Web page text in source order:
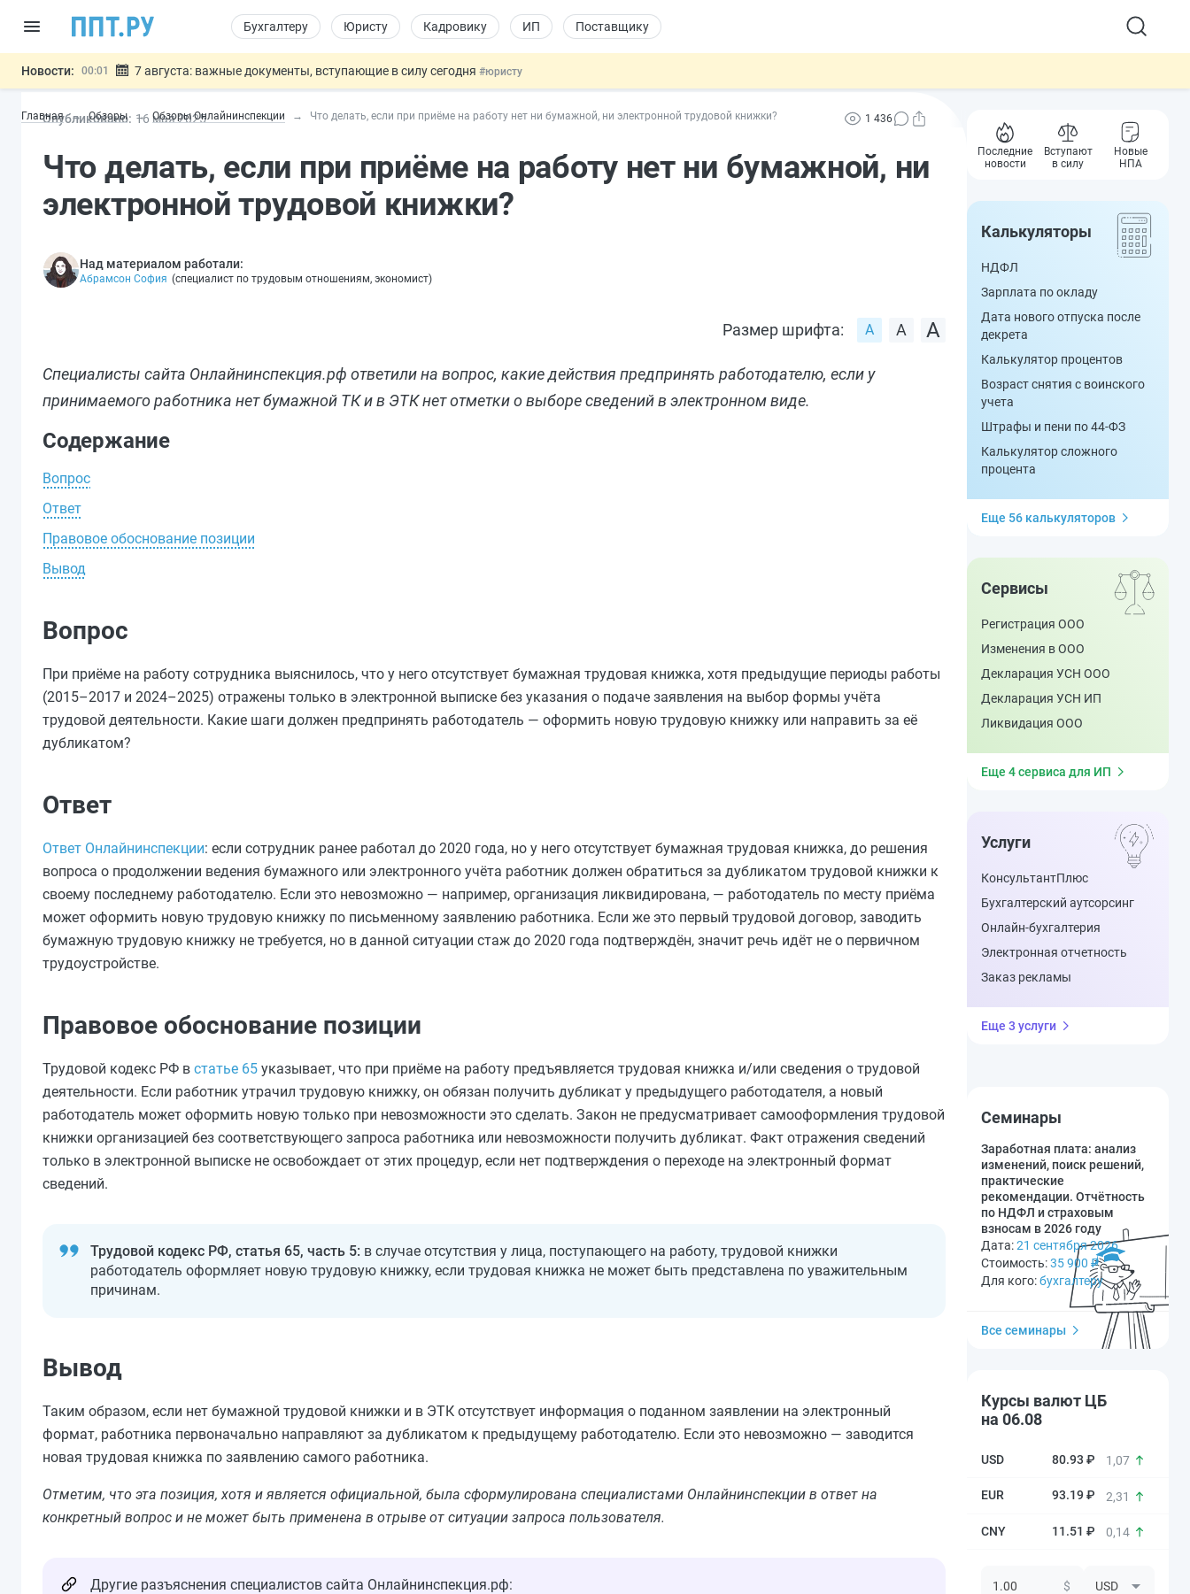
Бухгалтеру Юристу Кадровику ИП Поставщику
Новости: 00:01 7 августа: важные документы, вступающие в силу сегодня #юристу
06.08 Подписан указ об отмене спецрежима для вкладов физлиц из недружественных стран#бухгалтеру
06.08
Важно Обеспечительный платёж СПОТ могут заменить банковской гарантией #бухгалтеру
Главная Обзоры Обзоры Онлайнинспекции Что делать, если при приёме на работу нет ни бумажной, ни электронной трудовой книжки?
Опубликовано: 16 мая 2025 1 436
Что делать, если при приёме на работу нет ни бумажной, ни
электронной трудовой книжки?
Над материалом работали:
Абрамсон София (специалист по трудовым отношениям, экономист)
Размер шрифта:
Специалисты сайта Онлайнинспекция.рф ответили на вопрос, какие действия предпринять работодателю, если у
принимаемого работника нет бумажной ТК и в ЭТК нет отметки о выборе сведений в электронном виде.
Содержание
Вопрос
Ответ
Правовое обоснование позиции
Вывод
Вопрос
При приёме на работу сотрудника выяснилось, что у него отсутствует бумажная трудовая книжка, хотя предыдущие периоды работы
(2015–2017 и 2024–2025) отражены только в электронной выписке без указания о подаче заявления на выбор формы учёта
трудовой деятельности. Какие шаги должен предпринять работодатель — оформить новую трудовую книжку или направить за её
дубликатом?
Ответ
Ответ Онлайнинспекции: если сотрудник ранее работал до 2020 года, но у него отсутствует бумажная трудовая книжка, до решения
вопроса о продолжении ведения бумажного или электронного учёта работник должен обратиться за дубликатом трудовой книжки к
своему последнему работодателю. Если это невозможно — например, организация ликвидирована, — работодатель по месту приёма
может оформить новую трудовую книжку по письменному заявлению работника. Если же это первый трудовой договор, заводить
бумажную трудовую книжку не требуется, но в данной ситуации стаж до 2020 года подтверждён, значит речь идёт не о первичном
трудоустройстве.
Правовое обоснование позиции
Трудовой кодекс РФ в статье 65 указывает, что при приёме на работу предъявляется трудовая книжка и/или сведения о трудовой
деятельности. Если работник утрачил трудовую книжку, он обязан получить дубликат у предыдущего работодателя, а новый
работодатель может оформить новую только при невозможности это сделать. Закон не предусматривает самооформления трудовой
книжки организацией без соответствующего запроса работника или невозможности получить дубликат. Факт отражения сведений
только в электронной выписке не освобождает от этих процедур, если нет подтверждения о переходе на электронный формат
сведений.
Трудовой кодекс РФ, статья 65, часть 5: в случае отсутствия у лица, поступающего на работу, трудовой книжки
работодатель оформляет новую трудовую книжку, если трудовая книжка не может быть представлена по уважительным
причинам.
Вывод
Таким образом, если нет бумажной трудовой книжки и в ЭТК отсутствует информация о поданном заявлении на электронный
формат, работника первоначально направляют за дубликатом к предыдущему работодателю. Если это невозможно — заводится
новая трудовая книжка по заявлению самого работника.
Отметим, что эта позиция, хотя и является официальной, была сформулирована специалистами Онлайнинспекции в ответ на
конкретный вопрос и не может быть применена в отрыве от ситуации запроса пользователя.
Другие разъяснения специалистов сайта Онлайнинспекция.рф:
Последние
новости
Вступают
в силу
Новые
НПА
Калькуляторы
НДФЛ
Зарплата по окладу
Дата нового отпуска после
декрета
Калькулятор процентов
Возраст снятия с воинского
учета
Штрафы и пени по 44-ФЗ
Калькулятор сложного
процента
Еще 56 калькуляторов
Сервисы
Регистрация ООО
Изменения в ООО
Декларация УСН ООО
Декларация УСН ИП
Ликвидация ООО
Еще 4 сервиса для ИП
Услуги
КонсультантПлюс
Бухгалтерский аутсорсинг
Онлайн-бухгалтерия
Электронная отчетность
Заказ рекламы
Еще 3 услуги
Семинары
Заработная плата: анализ
изменений, поиск решений,
практические
рекомендации. Отчётность
по НДФЛ и страховым
взносам в 2026 году
Дата:21 сентября 2026
Стоимость:35 900 ₽
Для кого:бухгалтеру
Все семинары
Курсы валют ЦБ
на 06.08
80.93 ₽ 1,07
93.19 ₽ 2,31
11.51 ₽ 0,14
$